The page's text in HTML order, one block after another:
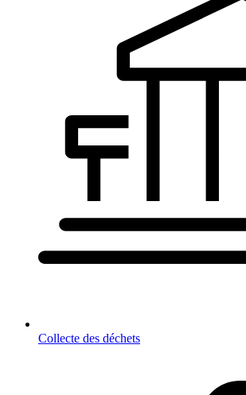
Collecte des déchets